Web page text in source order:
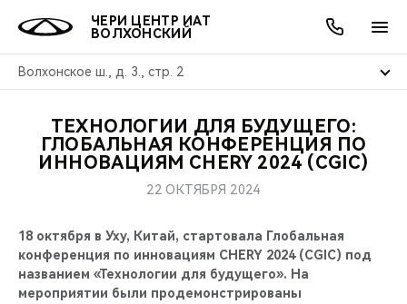
ЧЕРИ ЦЕНТР ИАТ
ВОЛХОНСКИЙ
Волхонское ш., д. 3., стр. 2
МОДЕЛИ
КРОССОВЕРЫ
СЕДАНЫ
ПОКУПАТЕЛЯМ
ВЛАДЕЛЬЦАМ
ПОДДЕРЖКА
МИР CHERY
CHERY В СОЦСЕТЯХ
АКЦИИ
ОНЛАЙН СЕРВИСЫ
О КОМПАНИИ
ТЕХНОЛОГИИ ДЛЯ БУДУЩЕГО:
ГЛОБАЛЬНАЯ КОНФЕРЕНЦИЯ ПО
ИННОВАЦИЯМ CHERY 2024 (CGIC)
22 ОКТЯБРЯ 2024
18 октября в Уху, Китай, стартовала Глобальная
конференция по инновациям CHERY 2024 (CGIC) под
названием «Технологии для будущего». На
мероприятии были продемонстрированы